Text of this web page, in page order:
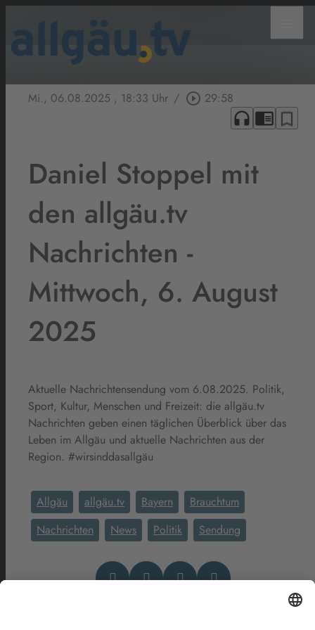
Mi., 06.08.2025 , 18:33 Uhr / play_circle_outline 29:58
headphones chrome_reader_mode bookmark_border
Daniel Stoppel mit
den allgäu.tv
Nachrichten -
Mittwoch, 6. August
2025
Aktuelle Nachrichtensendung vom 6.08.2025. Politik,
Sport, Kultur, Menschen und Freizeit: die allgäu.tv
Nachrichten geben einen täglichen Überblick über das
Leben im Allgäu und aktuelle Nachrichten aus der
Region. #wirsinddasallgäu
Allgäu allgäu.tv Bayern
Brauchtum
Nachrichten
News Politik Sendung